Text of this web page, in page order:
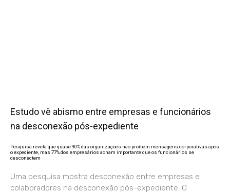
Estudo vê abismo entre empresas e funcionários
na desconexão pós-expediente
Pesquisa revela que quase 90% das organizações não proíbem mensagens corporativas após
o expediente, mas 77% dos empresários acham importante que os funcionários se
desconectem
Uma pesquisa mostra desconexão entre empresas e
colaboradores na desconexão pós-expediente. O